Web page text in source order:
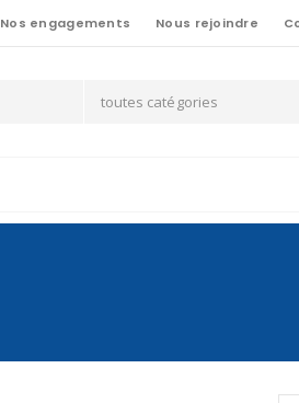
Nos engagements Nous rejoindre
toutes catégories